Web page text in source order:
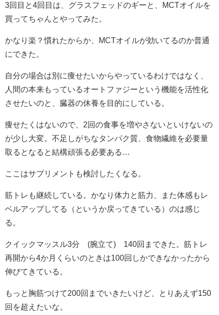
3回目と4回目は、グラスフェッドのギーと、MCTオイルを
買ってちゃんとやってみた。
かなり楽？慣れたからか、MCTオイルが効いてるのか普通
にできた。
自分の場合は別に痩せたいからやっているわけではなく、
人間の本来もっているオートファジーという機能を活性化
させたいのと、臓器の休養を目的にしている。
痩せたくはないので、2回の食事を増やさないといけないの
が少し大変。不足しがちなタンパク質、食物繊維を必要量
取るとなると結構頑張る必要ある…
ここはサプリメントも検討したくなる。
筋トレも継続している。かなり体力と筋力、また体感もレ
ベルアップしてる（というか戻ってきている）のは感じ
る。
クイックマッスル3分 (腕立て) 140回まできた。筋トレ
再開から4か月くらいのときは100回しかできなかったから
伸びてきている。
もっと胸筋つけて200回までいきたいけど、とりあえず150
回を超えたいな。